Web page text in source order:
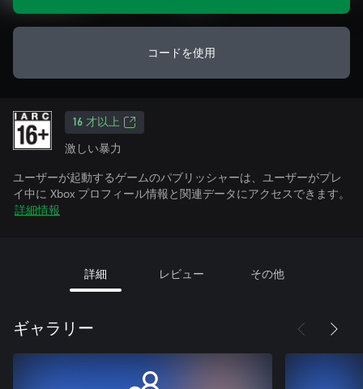
コードを使用
16 才以上
激しい暴力
ユーザーが起動するゲームのパブリッシャーは、ユーザーがプレ
イ中に Xbox プロフィール情報と関連データにアクセスできます。
詳細情報
詳細 レビュー その他
ギャラリー